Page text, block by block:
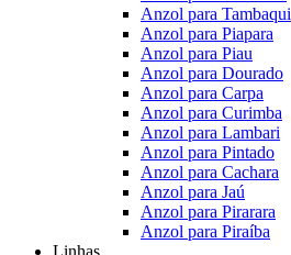
Anzol para Tambaqui
Anzol para Piapara
Anzol para Piau
Anzol para Dourado
Anzol para Carpa
Anzol para Curimba
Anzol para Lambari
Anzol para Pintado
Anzol para Cachara
Anzol para Jaú
Anzol para Pirarara
Anzol para Piraíba
Linhas